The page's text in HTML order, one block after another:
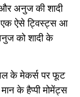
अनुज की शादी
एक ऐसे ट्विस्ट्स आ
को शादी के
के मेकर्स पर फूट
के हैप्पी मोमेंट्स